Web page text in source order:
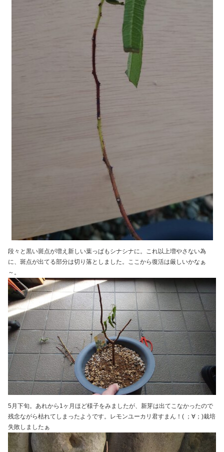
段々と黒い斑点が増え新しい葉っぱもシナシナに。これ以上増やさない為
に、斑点が出てる部分は切り落としました。ここから復活は厳しいかなぁ
～。
5月下旬。あれから1ヶ月ほど様子をみましたが、新芽は出てこなかったので
残念ながら枯れてしまったようです。レモンユーカリ君すまん！( ；∀；)栽培
失敗しましたぁ